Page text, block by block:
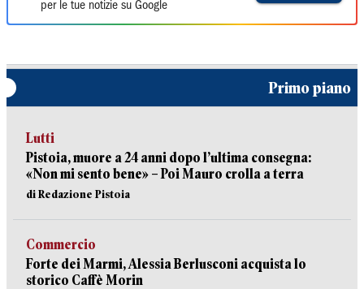
per le tue notizie su Google
Primo piano
Lutti
Pistoia, muore a 24 anni dopo l’ultima consegna:
«Non mi sento bene» – Poi Mauro crolla a terra
di Redazione Pistoia
Commercio
Forte dei Marmi, Alessia Berlusconi acquista lo
storico Caffè Morin